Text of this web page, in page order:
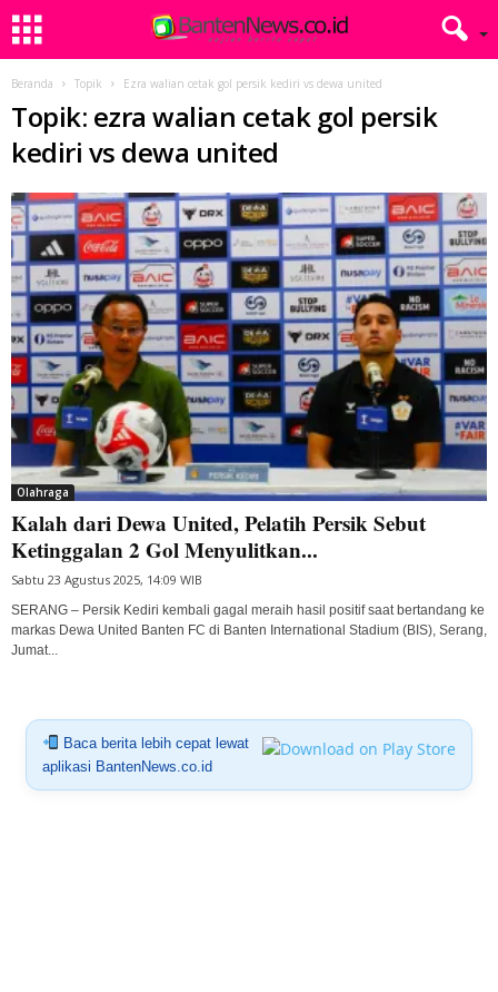
Beranda Topik Ezra walian cetak gol persik kediri vs dewa united
Topik: ezra walian cetak gol persik
kediri vs dewa united
Olahraga
Kalah dari Dewa United, Pelatih Persik Sebut
Ketinggalan 2 Gol Menyulitkan...
Sabtu 23 Agustus 2025, 14:09 WIB
SERANG – Persik Kediri kembali gagal meraih hasil positif saat bertandang ke
markas Dewa United Banten FC di Banten International Stadium (BIS), Serang,
Jumat...
Baca berita lebih cepat lewat
aplikasi BantenNews.co.id